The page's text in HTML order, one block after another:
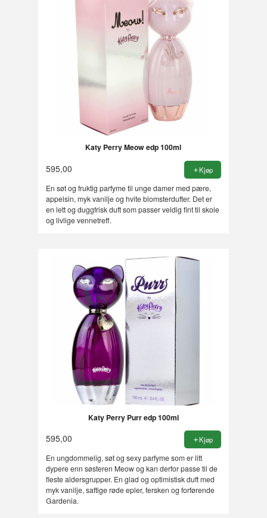
Katy Perry Meow edp 100ml
595,00 Kjøp
En søt og fruktig parfyme til unge damer med pære,
appelsin, myk vanilje og hvite blomsterdufter. Det er
en lett og duggfrisk duft som passer veldig fint til skole
og livlige vennetreff.
Katy Perry Purr edp 100ml
595,00 Kjøp
En ungdommelig, søt og sexy parfyme som er litt
dypere enn søsteren Meow og kan derfor passe til de
fleste aldersgrupper. En glad og optimistisk duft med
myk vanilje, saftige røde epler, fersken og forførende
Gardenia.